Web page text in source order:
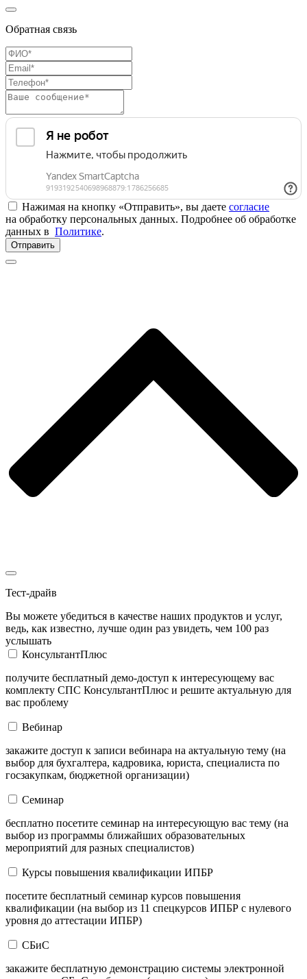
Обратная связь
Нажимая на кнопку «Отправить», вы даете согласие
на обработку персональных данных. Подробнее об обработке
данных в Политике.
Отправить
Тест-драйв
Вы можете убедиться в качестве наших продуктов и услуг,
ведь, как известно, лучше один раз увидеть, чем 100 раз
услышать
КонсультантПлюс
получите бесплатный демо-доступ к интересующему вас
комплекту СПС КонсультантПлюс и решите актуальную для
вас проблему
Вебинар
закажите доступ к записи вебинара на актуальную тему (на
выбор для бухгалтера, кадровика, юриста, специалиста по
госзакупкам, бюджетной организации)
Семинар
бесплатно посетите семинар на интересующую вас тему (на
выбор из программы ближайших образовательных
мероприятий для разных специалистов)
Курсы повышения квалификации ИПБР
посетите бесплатный семинар курсов повышения
квалификации (на выбор из 11 спецкурсов ИПБР с нулевого
уровня до аттестации ИПБР)
СБиС
закажите бесплатную демонстрацию системы электронной